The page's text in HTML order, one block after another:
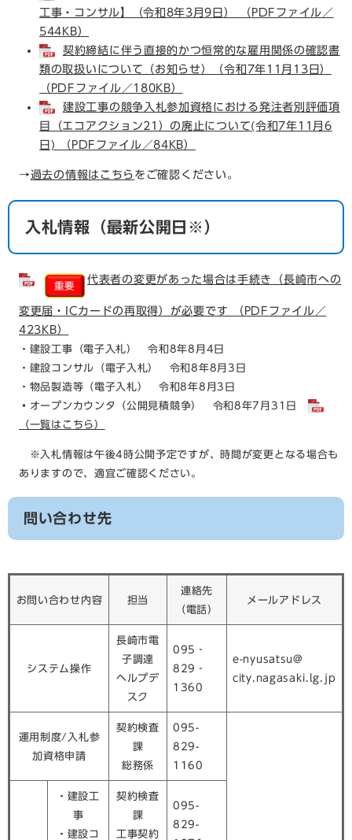
工事・コンサル】（令和8年3月9日） （PDFファイル／
544KB）
契約締結に伴う直接的かつ恒常的な雇用関係の確認書
類の取扱いについて（お知らせ）（令和7年11月13日）
（PDFファイル／180KB）
建設工事の競争入札参加資格における発注者別評価項
目（エコアクション21）の廃止について(令和7年11月6
日) （PDFファイル／84KB）
→過去の情報はこちら をご確認ください。
入札情報（最新公開日※）
代表者の変更があった場合は手続き（長崎市への
変更届・ICカードの再取得）が必要です （PDFファイル／
423KB）
・建設工事（電子入札） 令和8年8月4日
・建設コンサル（電子入札） 令和8年8月3日
・物品製造等（電子入札） 令和8年8月3日
・ オープンカウンタ（公開見積競争）​ 令和8年7月31日​
（一覧はこちら）
※入札情報は午後4時公開予定ですが、時間が変更となる場合も
ありますので、適宜ご確認ください。
問い合わせ先
お問い合わせ内容 担当
連絡先
（電話）
メールアドレス
システム操作
長崎市電
子調達
ヘルプデ
スク
095‐
829‐
1360
e-nyusatsu@
city.nagasaki.lg.jp
運用制度/入札参
加資格申請
契約検査
課
総務係
095-
829-
1160
・建設工
事
・建設コ
契約検査
課
工事契約
095-
829-